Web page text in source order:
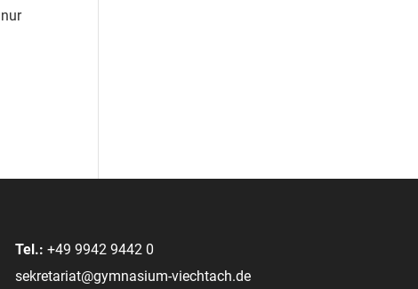
Tel.: +49 9942 9442 0
sekretariat@gymnasium-viechtach.de